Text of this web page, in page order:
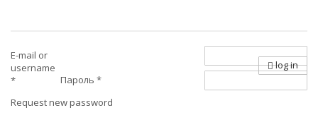
E-mail or
username
*
Пароль *
Request new password
log in